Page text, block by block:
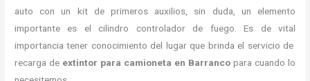
auto con un kit de primeros auxilios, sin duda, un elemento
importante es el cilindro controlador de fuego. Es de vital
importancia tener conocimiento del lugar que brinda el servicio de
recarga de extintor para camioneta en Barranco para cuando lo